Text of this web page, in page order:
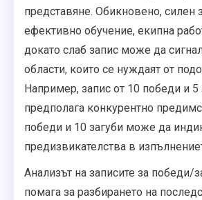
представяне. Обикновено, силен
ефективно обучение, екипна
докато слаб запис може да
области, които се нуждаят от
Например, запис от 10 победи и 5
предполага конкурентно
победи и 10 загуби може да
предизвикателства в
Анализът на записите за победи/
помага за разбирането на